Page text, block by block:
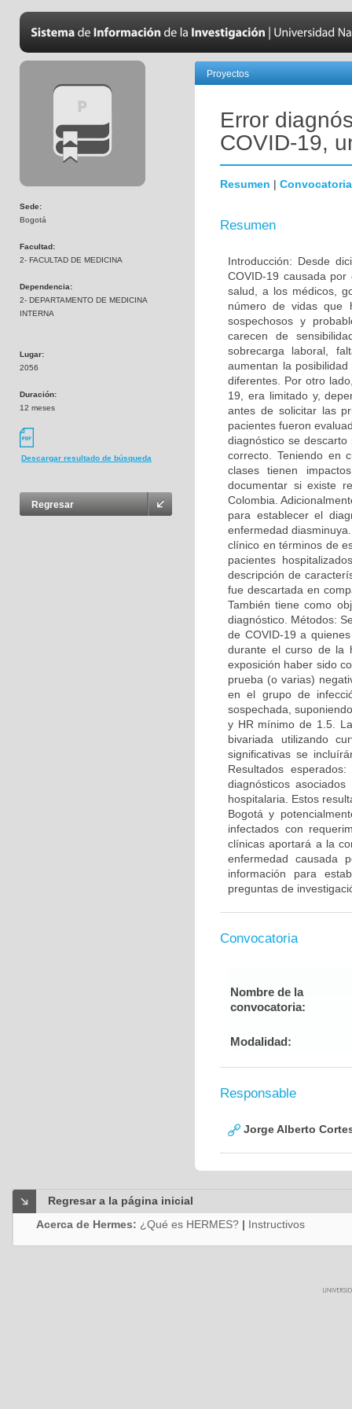
Sede:
Bogotá
Facultad:
2- FACULTAD DE MEDICINA
Dependencia:
2- DEPARTAMENTO DE MEDICINA
INTERNA
Lugar:
2056
Duración:
12 meses
Descargar resultado de búsqueda
Regresar
Proyectos
Error
COVID-19,
Resumen | Convocatoria
Resumen
Introducción: Desde
COVID-19 causada
salud, a los médicos,
número de vidas que
sospechosos y
carecen de
sobrecarga laboral,
aumentan la
diferentes. Por otro
19, era limitado y,
antes de solicitar las
pacientes fueron
diagnóstico se
correcto. Teniendo en
clases tienen
documentar si existe
Colombia.
para establecer el
enfermedad
clínico en términos de
pacientes
descripción de
fue descartada en
También tiene como
diagnóstico. Métodos:
de COVID-19 a
durante el curso de la
exposición haber sido
prueba (o varias)
en el grupo de
sospechada,
y HR mínimo de 1.5.
bivariada utilizando
significativas se
Resultados
diagnósticos
hospitalaria. Estos
Bogotá y
infectados con
clínicas aportará a la
enfermedad causada
información para
preguntas de
Convocatoria
Nombre de la
convocatoria:
Modalidad:
Responsable
Jorge Alberto
Regresar a la página inicial
Acerca de Hermes: ¿Qué es HERMES? | Instructivos